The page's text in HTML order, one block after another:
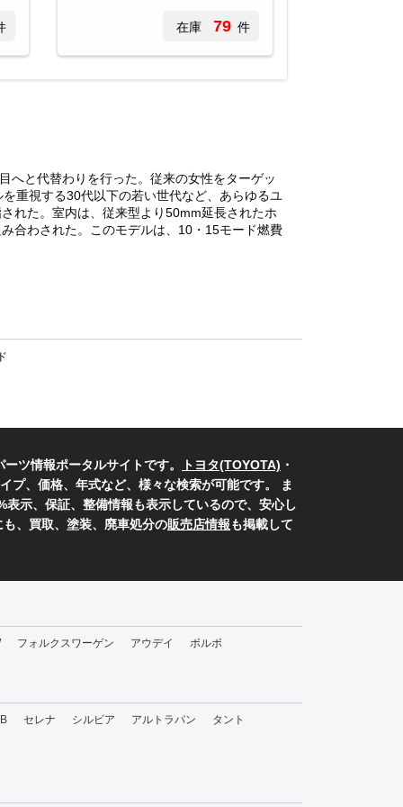
在庫 79 件
へと代替わりを行った。従来の女性をターゲッ
重視する30代以下の若い世代など、あらゆるユ
れた。室内は、従来型より50mm延長されたホ
合わされた。このモデルは、10・15モード燃費
ツ情報ポータルサイトです。 トヨタ(TOYOTA) ・
プ、価格、年式など、様々な検索が可能です。 ま
示、保証、整備情報も表示しているので、安心し
、買取、塗装、廃車処分の販売店情報も掲載して
フォルクスワーゲン アウデイ ボルボ
セレナ シルビア アルトラパン タント